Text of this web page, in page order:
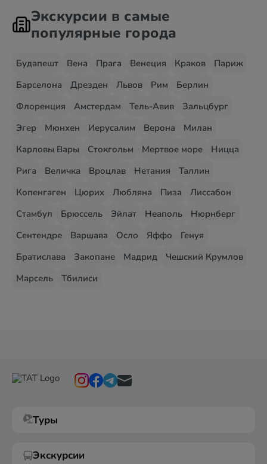
Экскурсии в самые
популярные города
Будапешт Вена Прага Венеция Краков
Париж
Барселона
Дрезден Львов Рим
Берлин
Флоренция
Амстердам Тель-Авив
Зальцбург
Эгер
Мюнхен Иерусалим Верона
Милан
Карловы Вары
Стокгольм Мертвое море
Ницца
Рига
Величка Вроцлав Нетания
Таллин
Копенгаген
Цюрих Любляна Пиза
Лиссабон
Стамбул
Брюссель Эйлат Неаполь
Нюрнберг
Сентендре
Варшава Осло Яффо
Генуя
Братислава
Закопане Мадрид
Чешский Крумлов
Марсель
Тбилиси
Туры
Экскурсии